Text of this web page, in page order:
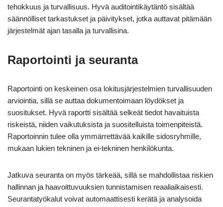
tehokkuus ja turvallisuus. Hyvä auditointikäytäntö sisältää
säännölliset tarkastukset ja päivitykset, jotka auttavat pitämään
järjestelmät ajan tasalla ja turvallisina.
Raportointi ja seuranta
Raportointi on keskeinen osa lokitusjärjestelmien turvallisuuden
arviointia, sillä se auttaa dokumentoimaan löydökset ja
suositukset. Hyvä raportti sisältää selkeät tiedot havaituista
riskeistä, niiden vaikutuksista ja suositelluista toimenpiteistä.
Raportoinnin tulee olla ymmärrettävää kaikille sidosryhmille,
mukaan lukien tekninen ja ei-tekninen henkilökunta.
Jatkuva seuranta on myös tärkeää, sillä se mahdollistaa riskien
hallinnan ja haavoittuvuuksien tunnistamisen reaaliaikaisesti.
Seurantatyökalut voivat automaattisesti kerätä ja analysoida